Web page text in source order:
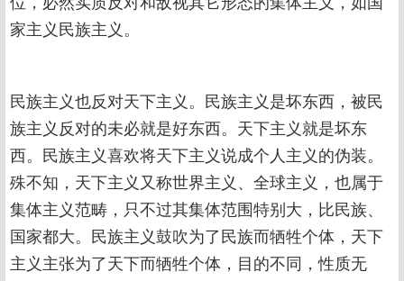
家主义民族主义。
民族主义也反对天下主义。民族主义是坏东西，被民
族主义反对的未必就是好东西。天下主义就是坏东
西。民族主义喜欢将天下主义说成个人主义的伪装。
殊不知，天下主义又称世界主义、全球主义，也属于
集体主义范畴，只不过其集体范围特别大，比民族、
国家都大。民族主义鼓吹为了民族而牺牲个体，天下
主义主张为了天下而牺牲个体，目的不同，性质无